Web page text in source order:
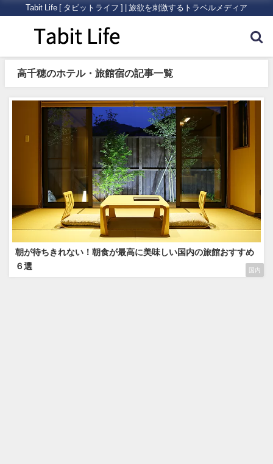
Tabit Life [ タビットライフ ] | 旅欲を刺激するトラベルメディア
高千穂のホテル・旅館宿の記事一覧
国内
朝が待ちきれない！朝食が最高に美味しい国内の旅館おすすめ
６選